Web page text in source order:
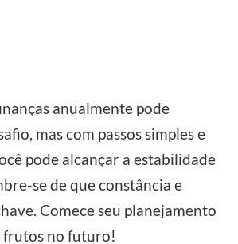
anualmente pode
mas com passos simples e
pode alcançar a estabilidade
se de que constância e
Comece seu planejamento
frutos no futuro!